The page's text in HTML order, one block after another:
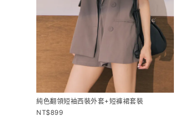
純色翻領短袖西裝外套+短褲裙套裝
899